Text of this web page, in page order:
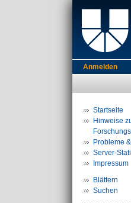
Anmelden
Startseite
Hinweise
Probleme
Server-
Impressum
Blättern
Suchen